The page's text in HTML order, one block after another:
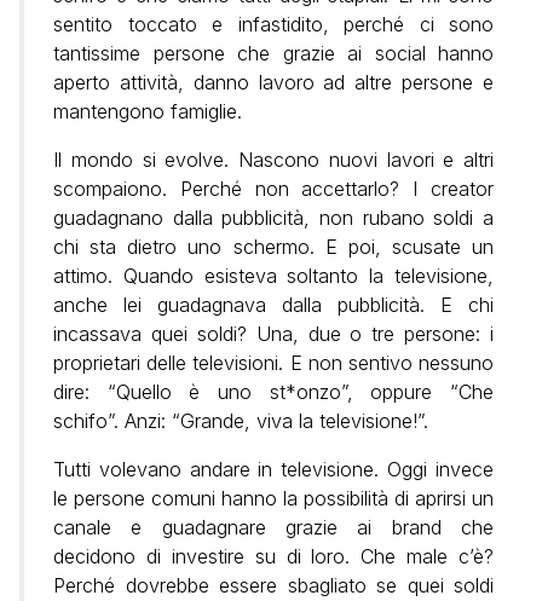
sentito toccato e infastidito, perché ci sono
tantissime persone che grazie ai social hanno
aperto attività, danno lavoro ad altre persone e
mantengono famiglie.
Il mondo si evolve. Nascono nuovi lavori e altri
scompaiono. Perché non accettarlo? I creator
guadagnano dalla pubblicità, non rubano soldi a
chi sta dietro uno schermo. E poi, scusate un
attimo. Quando esisteva soltanto la televisione,
anche lei guadagnava dalla pubblicità. E chi
incassava quei soldi? Una, due o tre persone: i
proprietari delle televisioni. E non sentivo nessuno
dire: “Quello è uno st*onzo”, oppure “Che
schifo”. Anzi: “Grande, viva la televisione!”.
Tutti volevano andare in televisione. Oggi invece
le persone comuni hanno la possibilità di aprirsi un
canale e guadagnare grazie ai brand che
decidono di investire su di loro. Che male c’è?
Perché dovrebbe essere sbagliato se quei soldi